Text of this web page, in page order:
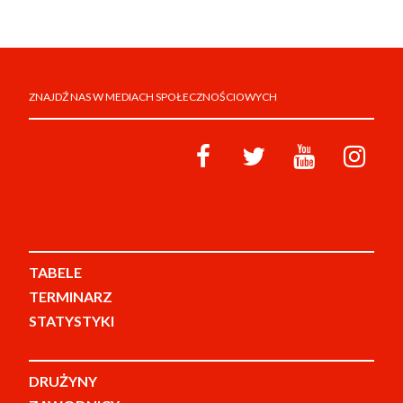
ZNAJDŹ NAS W MEDIACH SPOŁECZNOŚCIOWYCH
TABELE
TERMINARZ
STATYSTYKI
DRUŻYNY